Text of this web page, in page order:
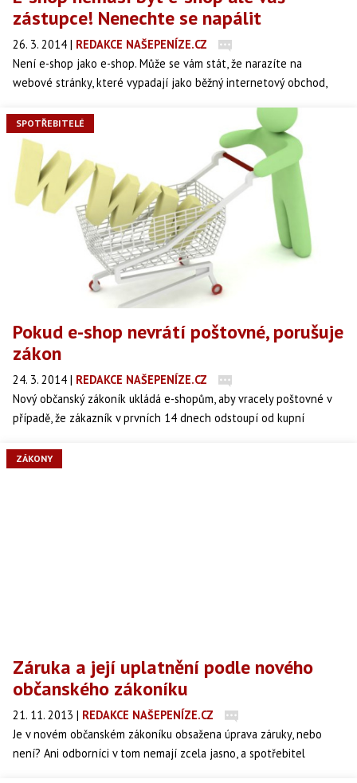
zástupce! Nenechte se napálit
26. 3. 2014 | REDAKCE NAŠEPENÍZE.CZ
Není e-shop jako e-shop. Může se vám stát, že narazíte na
webové stránky, které vypadají jako běžný internetový obchod,
nákupu. Co to pro zákazníka znamená? A je to vůbec legální?
SPOTŘEBITELÉ
Pokud e-shop nevrátí poštovné, porušuje
zákon
24. 3. 2014 | REDAKCE NAŠEPENÍZE.CZ
Nový občanský zákoník ukládá e-shopům, aby vracely poštovné v
případě, že zákazník v prvních 14 dnech odstoupí od kupní
si nechávají.
ZÁKONY
Záruka a její uplatnění podle nového
občanského zákoníku
21. 11. 2013 | REDAKCE NAŠEPENÍZE.CZ
Je v novém občanském zákoníku obsažena úprava záruky, nebo
není? Ani odborníci v tom nemají zcela jasno, a spotřebitel